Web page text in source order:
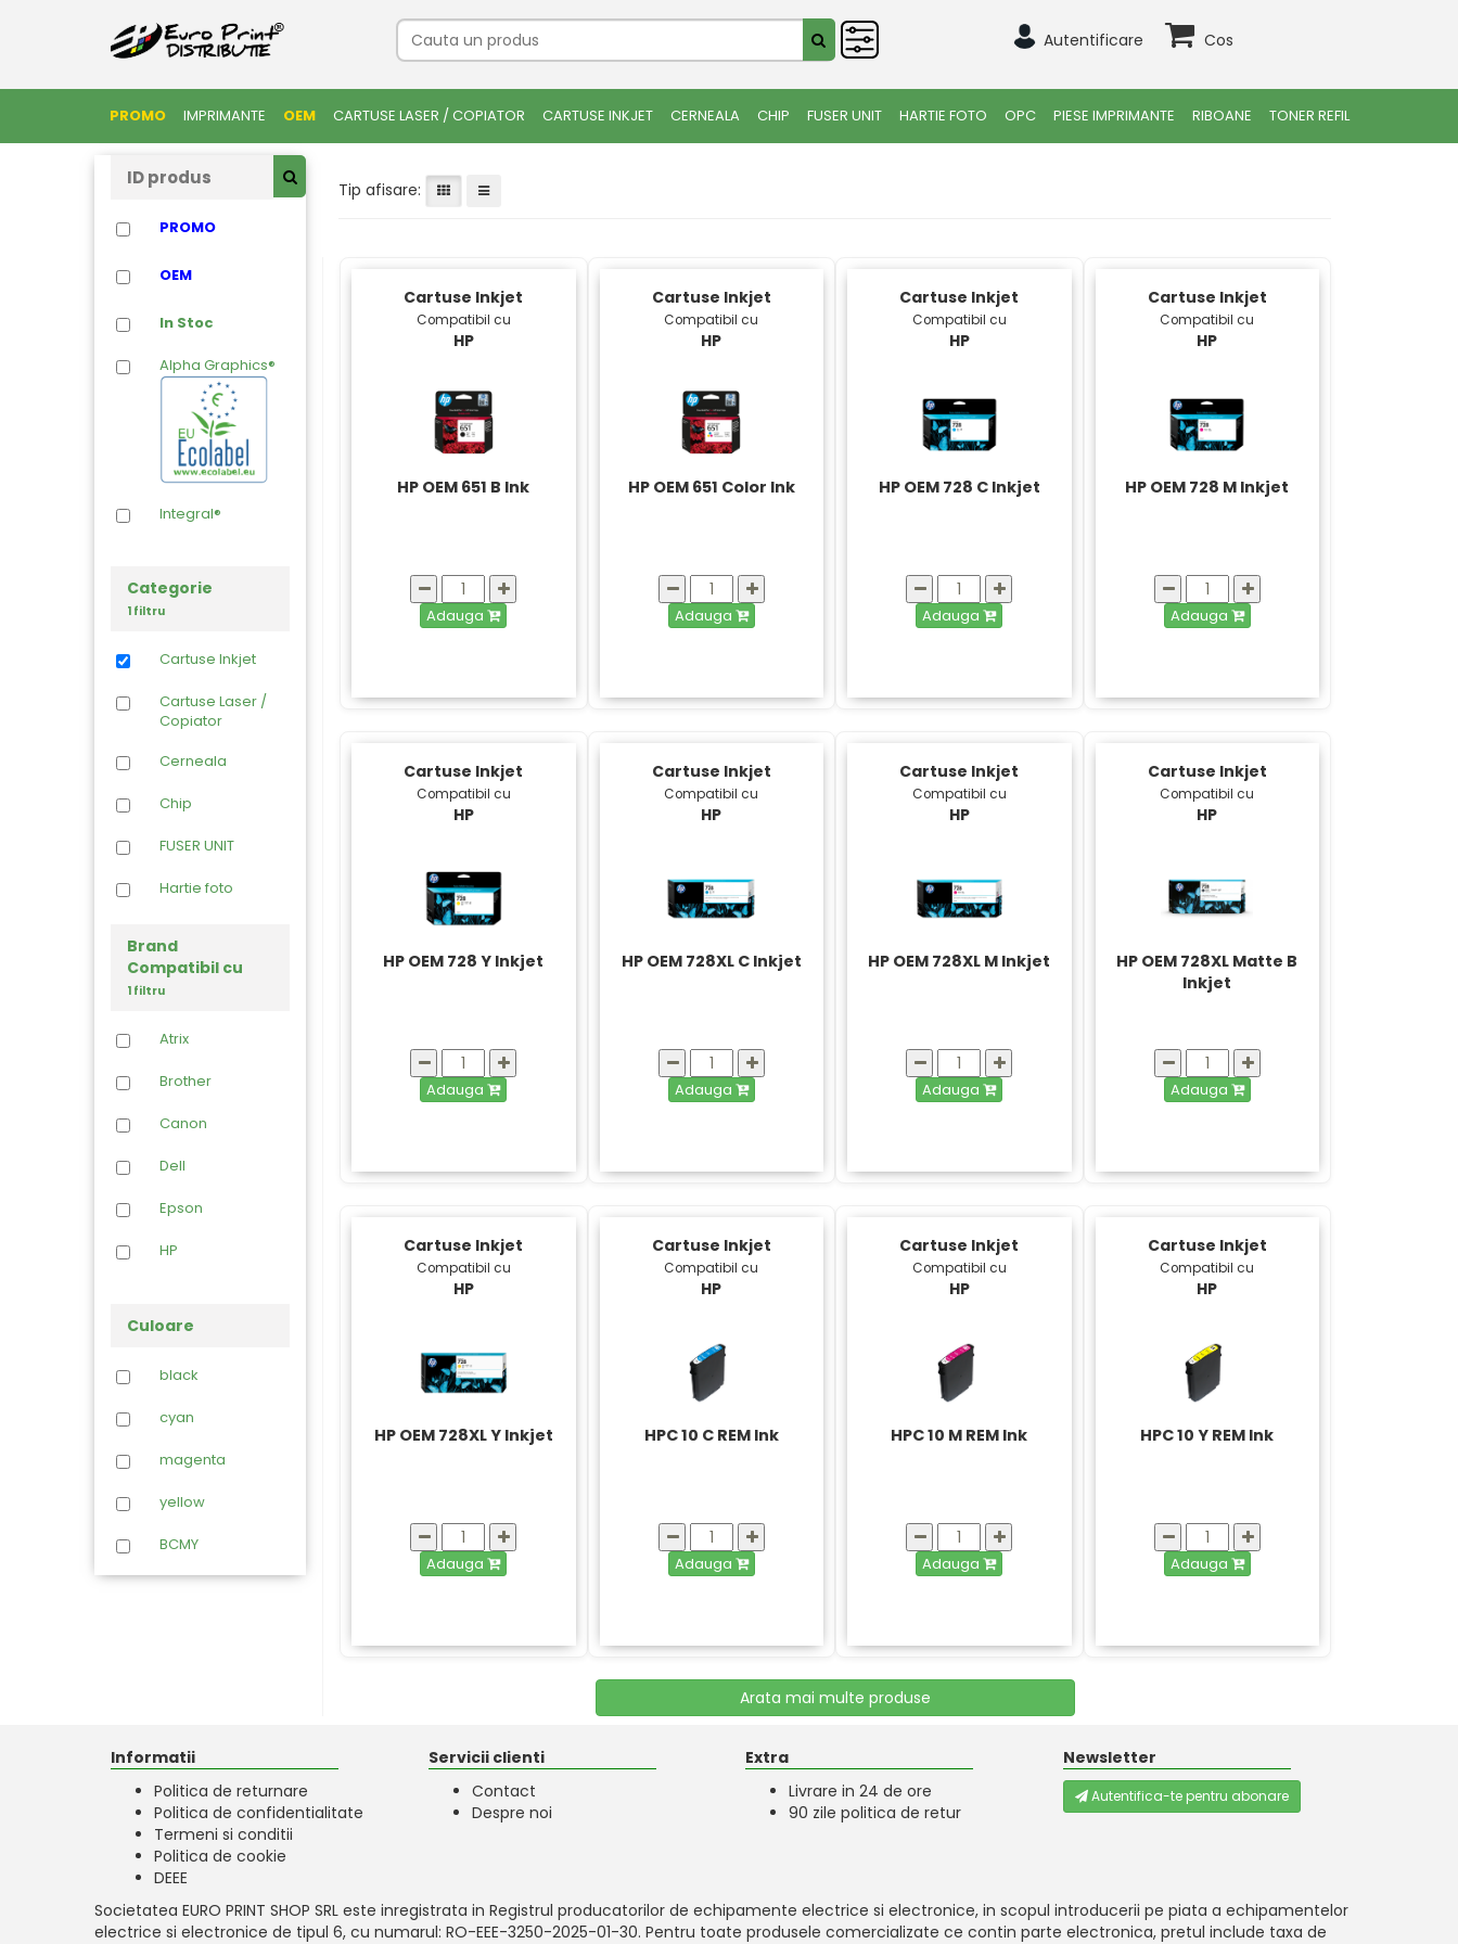
Autentificare Cos
PROMO IMPRIMANTE OEM CARTUSE LASER / COPIATOR CARTUSE INKJET CERNEALA CHIP FUSER UNIT HARTIE FOTO OPC PIESE IMPRIMANTE RIBOANE TONER REFIL
PROMO
OEM
In Stoc
Alpha Graphics®
Integral®
Categorie
1 filtru
Cartuse Inkjet
Cartuse Laser /
Copiator
Cerneala
Chip
FUSER UNIT
Hartie foto
OPC
Imprimante
Toner Refil
Brand
Compatibil cu
1 filtru
Atrix
Brother
Canon
Dell
Epson
HP
Lexmark
Olivetti
Philips
Samsung
Culoare
black
cyan
magenta
yellow
BCMY
Tip afisare:
Cartuse Inkjet
Compatibil cu
HP
HP OEM 651 B Ink
Adauga
Cartuse Inkjet
Compatibil cu
HP
HP OEM 651 Color Ink
Adauga
Cartuse Inkjet
Compatibil cu
HP
HP OEM 728 C Inkjet
Adauga
Cartuse Inkjet
Compatibil cu
HP
HP OEM 728 M Inkjet
Adauga
Cartuse Inkjet
Compatibil cu
HP
HP OEM 728 Y Inkjet
Adauga
Cartuse Inkjet
Compatibil cu
HP
HP OEM 728XL C Inkjet
Adauga
Cartuse Inkjet
Compatibil cu
HP
HP OEM 728XL M Inkjet
Adauga
Cartuse Inkjet
Compatibil cu
HP
HP OEM 728XL Matte B
Inkjet
Adauga
Cartuse Inkjet
Compatibil cu
HP
HP OEM 728XL Y Inkjet
Adauga
Cartuse Inkjet
Compatibil cu
HP
HPC 10 C REM Ink
Adauga
Cartuse Inkjet
Compatibil cu
HP
HPC 10 M REM Ink
Adauga
Cartuse Inkjet
Compatibil cu
HP
HPC 10 Y REM Ink
Adauga
Arata mai multe produse
Informatii
Politica de returnare
Politica de confidentialitate
Termeni si conditii
Politica de cookie
DEEE
Servicii clienti
Contact
Despre noi
Extra
Livrare in 24 de ore
90 zile politica de retur
Newsletter
Autentifica-te pentru abonare
Societatea EURO PRINT SHOP SRL este inregistrata in Registrul producatorilor de echipamente electrice si electronice, in scopul introducerii pe piata a echipamentelor
electrice si electronice de tipul 6, cu numarul: RO-EEE-3250-2025-01-30. Pentru toate produsele comercializate ce contin parte electronica, pretul include taxa de